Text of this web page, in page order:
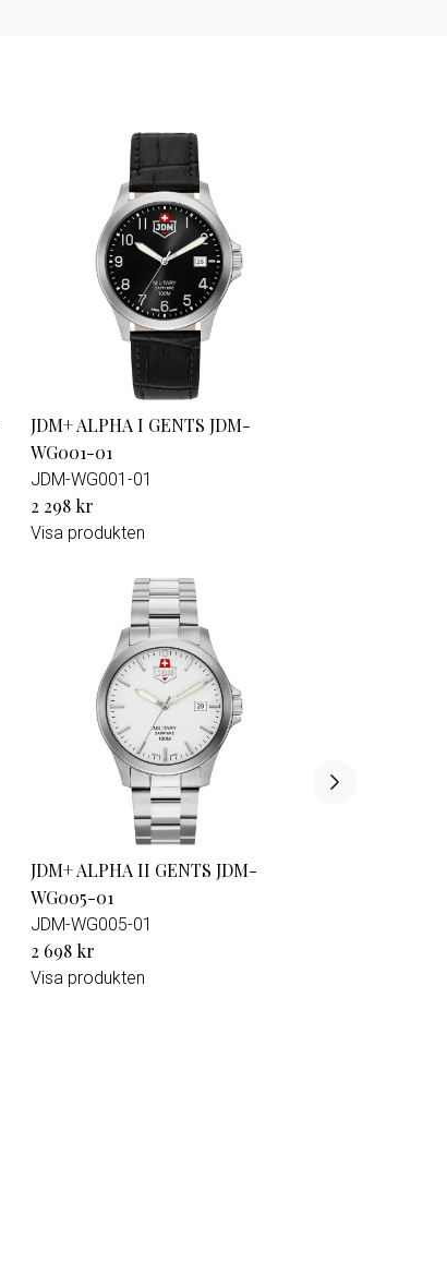
JDM+ ALPHA I GENTS JDM-
WG001-01
JDM-WG001-01
2 298 kr
Visa produkten
JDM+ ALPHA II GENTS JDM-
WG005-01
JDM-WG005-01
2 698 kr
Visa produkten